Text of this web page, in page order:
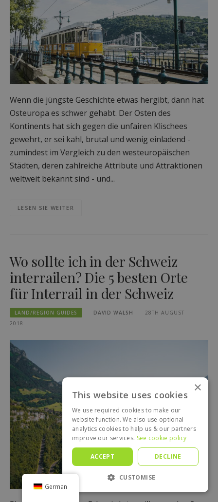
Wenn die jüngste Geschichte etwas hergibt, dann hat
Osteuropa es schwer gehabt. Der Osten des
Kontinents hat sich gegen die unfairen Klischees
gewehrt, er sei kahl, brutal und wenig einladend -
zumindest im Vergleich zu den westeuropäischen
Städten, deren zahlreiche Attribute und Attraktionen
weltweit bekannt sind - und...
LESEN SIE WEITER
Wo sollte ich in der Schweiz
interrailen? Die 5 besten Orte
für Interrail in der Schweiz
LAND/REGION GUIDES DAVID WALSH
28TH AUGUST
2018
German
×
This website uses cookies
We use required cookies to make our
website function. We also use optional
analytics cookies to help us & our partners
improve our services. See cookie policy
ACCEPT DECLINE
CUSTOMISE